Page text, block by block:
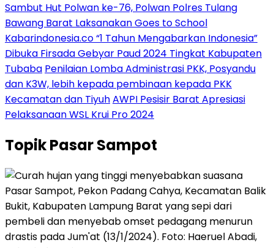
Sambut Hut Polwan ke-76, Polwan Polres Tulang
Bawang Barat Laksanakan Goes to School
Kabarindonesia.co “1 Tahun Mengabarkan Indonesia”
Dibuka Firsada Gebyar Paud 2024 Tingkat Kabupaten
Tubaba Penilaian Lomba Administrasi PKK, Posyandu
dan K3W, lebih kepada pembinaan kepada PKK
Kecamatan dan TiyuhAWPI Pesisir Barat Apresiasi
Pelaksanaan WSL Krui Pro 2024
TopikPasar Sampot